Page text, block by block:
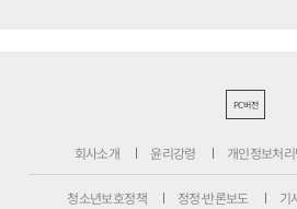
PC버전
회사소개 윤리강령 개인정보처
청소년보호정책 정정·반론보도 기